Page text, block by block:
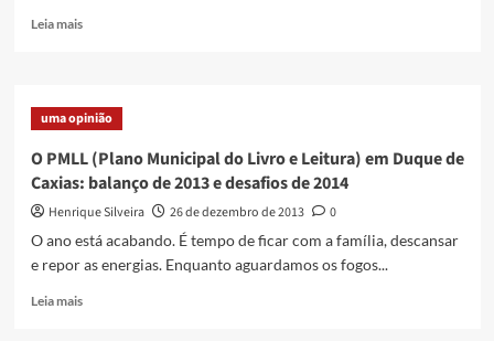
Leia maisRead
Fluminense
lança
preliminar
da
Agenda
2017
em
uma opinião
O PMLL (Plano Municipal do Livro e Leitura) em Duque de
Caxias: balanço de 2013 e desafios de 2014
Henrique Silveira 26 de dezembro de 2013
0
O ano está acabando. É tempo de ficar com a família, descansar
e repor as energias. Enquanto aguardamos os fogos...
Leia maisRead